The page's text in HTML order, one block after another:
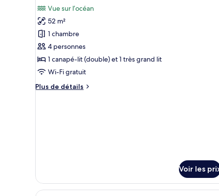
Deluxe
Vue
Mer
(Enfants
Inclus)
photos
pour
ce
type
de
chambre :
Deluxe,
Kids
Included)
Vue sur l’océan
52 m²
1 chambre
4 personnes
1 canapé-lit (double) et 1 très grand lit
Wi-Fi gratuit
Plus de détails
Plus
front
de
Voir les
Une chambre à coucher